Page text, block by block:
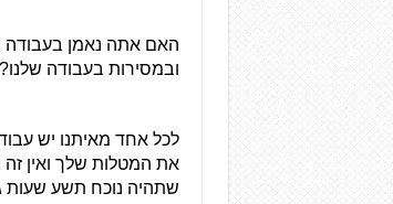
ובמסירות בעבודה שלנו?
שתהיה נוכח תשע שעות